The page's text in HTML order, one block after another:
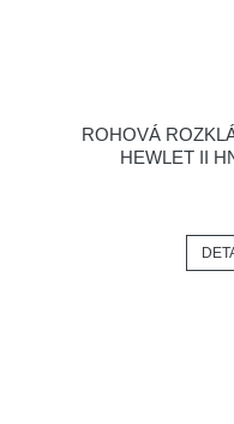
ROHOVÁ
HEWLET II